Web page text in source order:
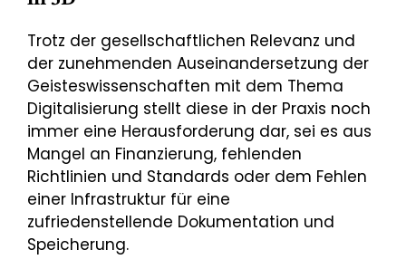
Trotz der gesellschaftlichen Relevanz und
der zunehmenden Auseinandersetzung der
Geisteswissenschaften mit dem Thema
Digitalisierung stellt diese in der Praxis noch
immer eine Herausforderung dar, sei es aus
Mangel an Finanzierung, fehlenden
Richtlinien und Standards oder dem Fehlen
einer Infrastruktur für eine
zufriedenstellende Dokumentation und
Speicherung.